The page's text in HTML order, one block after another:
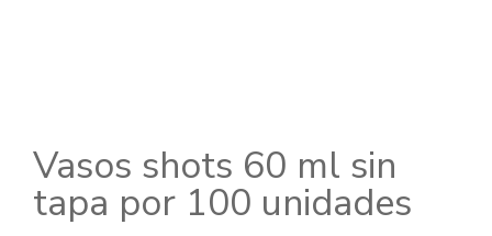
Vasos shots 60 ml sin
tapa por 100 unidades